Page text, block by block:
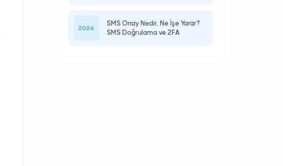
2026
SMS Onay Nedir, Ne İşe Yarar?
SMS Doğrulama ve 2FA